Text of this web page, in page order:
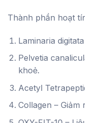
Thành phần hoạt
Laminaria
Pelvetia
khoẻ.
Acetyl
Collagen – Giảm